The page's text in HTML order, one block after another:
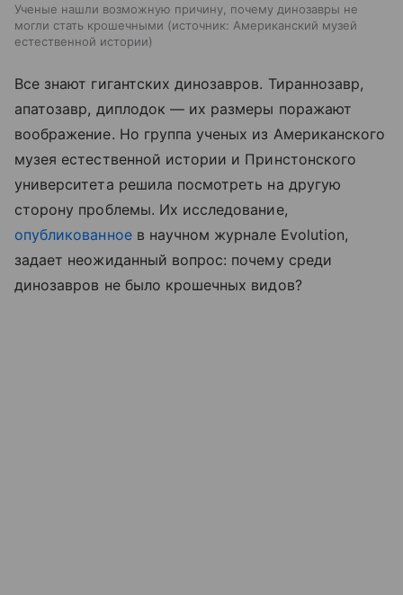
Ученые нашли возможную причину, почему динозавры не
могли стать крошечными
источник: Американский музей
естественной истории
Все знают гигантских динозавров. Тираннозавр,
апатозавр, диплодок — их размеры поражают
воображение. Но группа ученых из Американского
музея естественной истории и Принстонского
университета решила посмотреть на другую
сторону проблемы. Их исследование,
опубликованноев научном журнале Evolution,
задает неожиданный вопрос: почему среди
динозавров не было крошечных видов?